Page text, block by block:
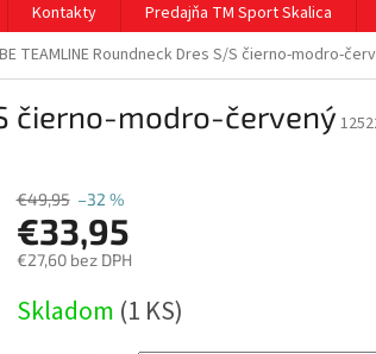
Kontakty Predajňa TM Sport Skalica
TEAMLINE Roundneck Dres S/S čierno-modro-
čierno-modro-červený
€49,95 –32 %
€33,95
€27,60 bez DPH
cena:
Skladom (1 KS)